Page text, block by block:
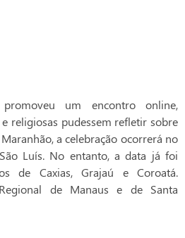
um encontro online,
religiosas pudessem refletir sobre
a celebração ocorrerá no
Luís. No entanto, a data já foi
de Caxias, Grajaú e Coroatá.
de Manaus e de Santa